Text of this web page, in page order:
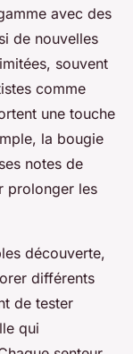
avec des
de nouvelles
souvent
comme
une touche
la bougie
notes de
prolonger les
découverte,
différents
de tester
qui